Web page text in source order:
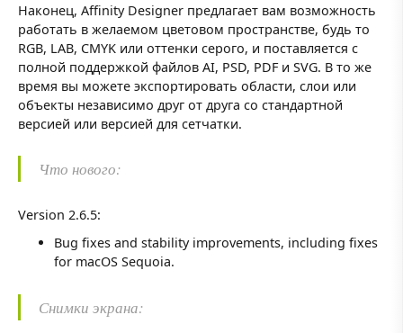
Наконец, Affinity Designer предлагает вам возможность
работать в желаемом цветовом пространстве, будь то
RGB, LAB, CMYK или оттенки серого, и поставляется с
полной поддержкой файлов AI, PSD, PDF и SVG. В то же
время вы можете экспортировать области, слои или
объекты независимо друг от друга со стандартной
версией или версией для сетчатки.
Что нового:
Version 2.6.5:
Bug fixes and stability improvements, including fixes
for macOS Sequoia.
Снимки экрана: